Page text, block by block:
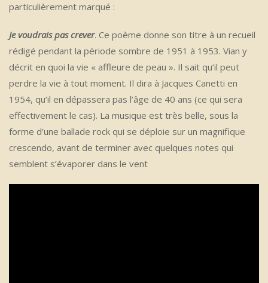
particulièrement marqué :
Je voudrais pas crever. Ce poème donne son titre à un recueil
rédigé pendant la période sombre de 1951 à 1953. Vian y
décrit en quoi la vie « affleure de peau ». Il sait qu’il peut
perdre la vie à tout moment. Il dira à Jacques Canetti en
1954, qu’il en dépassera pas l’âge de 40 ans (ce qui sera
effectivement le cas). La musique est très belle, sous la
forme d’une ballade rock qui se déploie sur un magnifique
crescendo, avant de terminer avec quelques notes qui
semblent s’évaporer dans le vent